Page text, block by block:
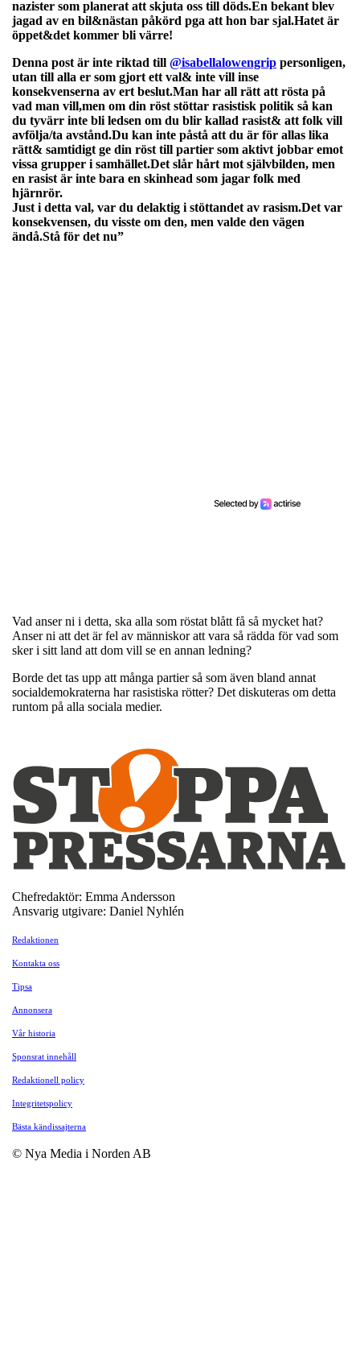
nazister som planerat att skjuta oss till döds.En bekant blev
jagad av en bil&nästan påkörd pga att hon bar sjal.Hatet är
öppet&det kommer bli värre!
Denna post är inte riktad till @isabellalowengrip personligen,
utan till alla er som gjort ett val& inte vill inse
konsekvenserna av ert beslut.Man har all rätt att rösta på
vad man vill,men om din röst stöttar rasistisk politik så kan
du tyvärr inte bli ledsen om du blir kallad rasist& att folk vill
avfölja/ta avstånd.Du kan inte påstå att du är för allas lika
rätt& samtidigt ge din röst till partier som aktivt jobbar emot
vissa grupper i samhället.Det slår hårt mot självbilden, men
en rasist är inte bara en skinhead som jagar folk med
hjärnrör.
Just i detta val, var du delaktig i stöttandet av rasism.Det var
konsekvensen, du visste om den, men valde den vägen
ändå.Stå för det nu”
Vad anser ni i detta, ska alla som röstat blått få så mycket hat?
Anser ni att det är fel av människor att vara så rädda för vad som
sker i sitt land att dom vill se en annan ledning?
Borde det tas upp att många partier så som även bland annat
socialdemokraterna har rasistiska rötter? Det diskuteras om detta
runtom på alla sociala medier.
Chefredaktör: Emma Andersson
Ansvarig utgivare: Daniel Nyhlén
Redaktionen
Kontakta oss
Tipsa
Annonsera
Vår historia
Sponsrat innehåll
Redaktionell policy
Integritetspolicy
Bästa kändissajterna
© Nya Media i Norden AB